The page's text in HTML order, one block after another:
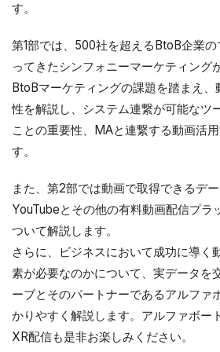
す。
第1部では、500社を超えるBtoB企業
ってきたシンフォニーマーケティング
BtoBマーケティングの課題を踏まえ
性を解説し、システム連繋が可能なツ
ことの重要性、MAと連繋する動画活
す。
また、第2部では動画で取得できるデー
YouTubeとその他の有料動画配信プラ
ついて解説します。
さらに、ビジネスにおいて成功に導く
素が必要なのかについて、実データを
ーブとそのパートナーであるアルファ
かりやすく解説します。アルファボー
XR配信も是非お楽しみください。